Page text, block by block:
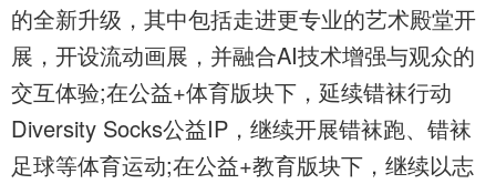
的全新升级，其中包括走进更专业的艺术殿堂开
展，开设流动画展，并融合AI技术增强与观众的
交互体验;在公益+体育版块下，延续错袜行动
Diversity Socks公益IP，继续开展错袜跑、错袜
足球等体育运动;在公益+教育版块下，继续以志